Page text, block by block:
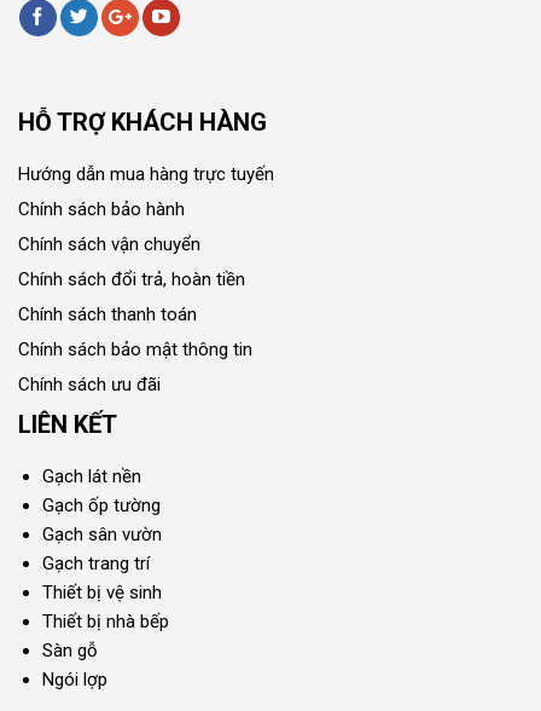
HỖ TRỢ KHÁCH HÀNG
Hướng dẫn mua hàng trực tuyến
Chính sách bảo hành
Chính sách vận chuyển
Chính sách đổi trả, hoàn tiền
Chính sách thanh toán
Chính sách bảo mật thông tin
Chính sách ưu đãi
LIÊN KẾT
Gạch lát nền
Gạch ốp tường
Gạch sân vườn
Gạch trang trí
Thiết bị vệ sinh
Thiết bị nhà bếp
Sàn gỗ
Ngói lợp